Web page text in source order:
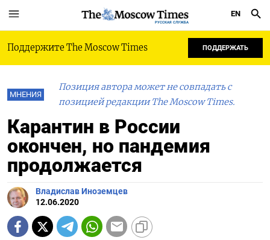
РУССКАЯ СЛУЖБА
EN
Поддержите The Moscow Times ПОДДЕРЖАТЬ
МНЕНИЯ
Позиция автора может не совпадать с
позицией редакции The Moscow Times.
Карантин в России
окончен, но пандемия
продолжается
Владислав Иноземцев
12.06.2020